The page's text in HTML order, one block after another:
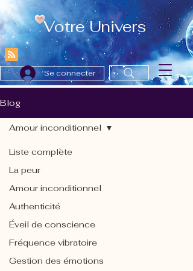
Votre Univers
Se connecter
Blog
Liste complète
La peur
Amour inconditionnel
Authenticité
Éveil de conscience
Fréquence vibratoire
Gestion des émotions
Amour inconditionnel